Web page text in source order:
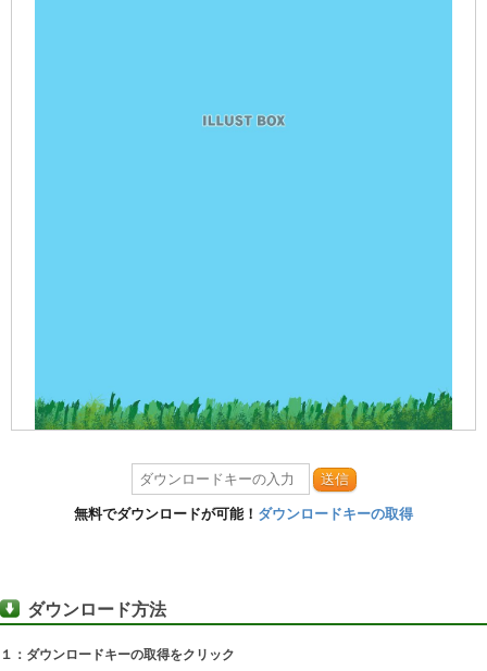
送信
無料でダウンロードが可能！ ダウンロードキーの取得
ダウンロード方法
１：ダウンロードキーの取得をクリック